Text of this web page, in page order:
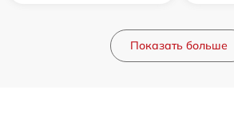
Показать больше